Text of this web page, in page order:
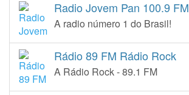
Radio Jovem Pan 100.9 FM
A radio número 1 do Brasil!
Rádio 89 FM Rádio Rock
A Rádio Rock - 89.1 FM